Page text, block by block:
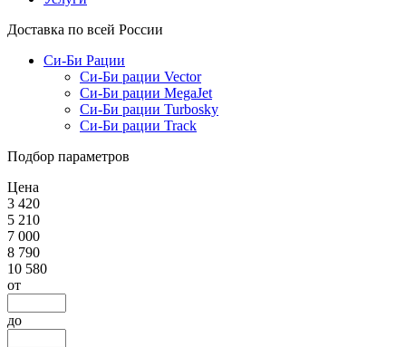
Доставка по всей России
Си-Би Рации
Си-Би рации Vector
Си-Би рации MegaJet
Си-Би рации Turbosky
Си-Би рации Track
Подбор параметров
Цена
3 420
5 210
7 000
8 790
10 580
от
до